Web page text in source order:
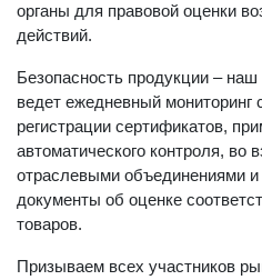
органы для правовой оценки
действий.
Безопасность продукции – наш
ведет ежедневный мониторинг
регистрации сертификатов,
автоматического контроля, во
отраслевыми объединениями
документы об оценке
товаров.
Призываем всех участников